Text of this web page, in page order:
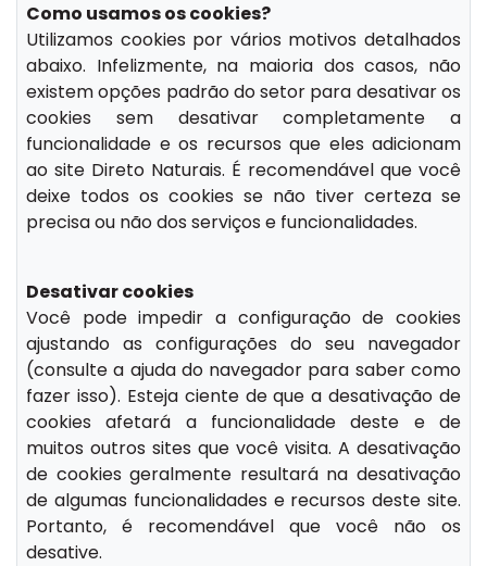
Como usamos os cookies?
Utilizamos cookies por vários motivos detalhados
abaixo. Infelizmente, na maioria dos casos, não
existem opções padrão do setor para desativar os
cookies sem desativar completamente a
funcionalidade e os recursos que eles adicionam
ao site Direto Naturais. É recomendável que você
deixe todos os cookies se não tiver certeza se
precisa ou não dos serviços e funcionalidades.
Desativar cookies
Você pode impedir a configuração de cookies
ajustando as configurações do seu navegador
(consulte a ajuda do navegador para saber como
fazer isso). Esteja ciente de que a desativação de
cookies afetará a funcionalidade deste e de
muitos outros sites que você visita. A desativação
de cookies geralmente resultará na desativação
de algumas funcionalidades e recursos deste site.
Portanto, é recomendável que você não os
desative.